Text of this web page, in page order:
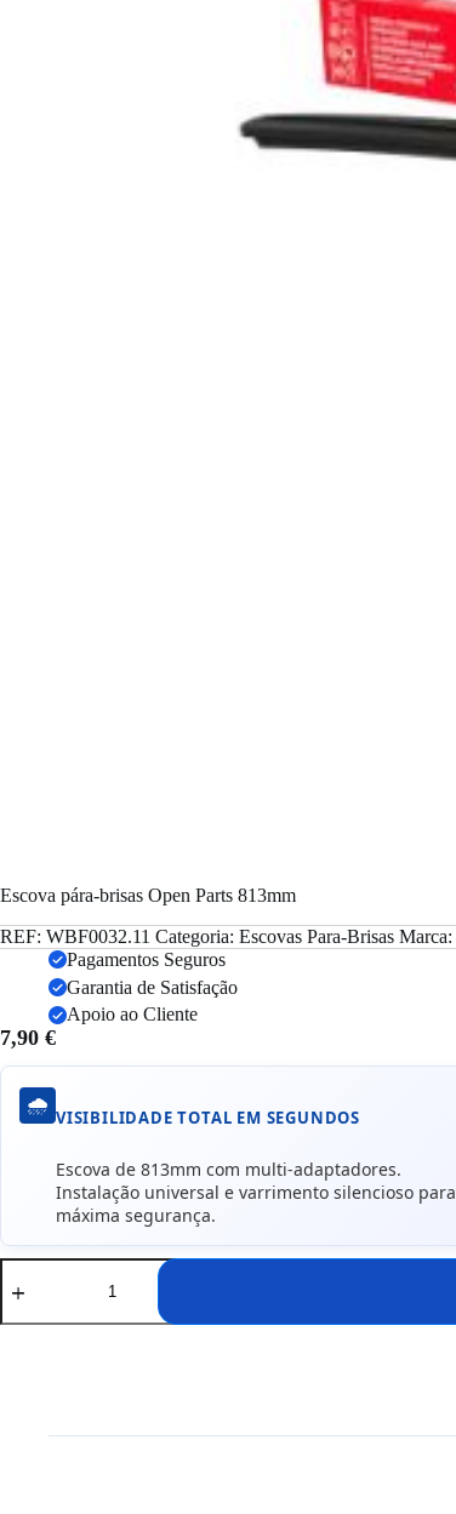
Escova pára-brisas Open Parts 813mm
REF: WBF0032.11 Categoria: Escovas Para-Brisas Marca:
Pagamentos Seguros
Garantia de Satisfação
Apoio ao Cliente
7,90 €
🌧️
VISIBILIDADE TOTAL EM SEGUNDOS
Escova de 813mm com multi-adaptadores.
Instalação universal e varrimento silencioso para
máxima segurança.
Quantidade
de
pára-